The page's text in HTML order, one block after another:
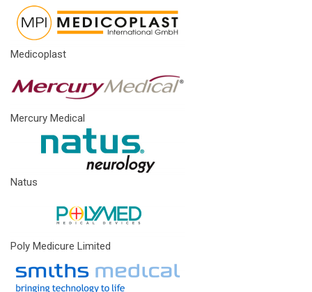
Medicoplast
Mercury Medical
Natus
Poly Medicure Limited